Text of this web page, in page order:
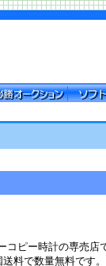
コピー時計の専売
料で数量無料です。